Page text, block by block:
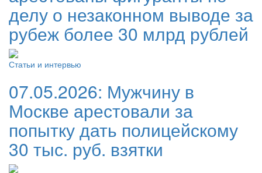
делу о незаконном выводе за
рубеж более 30 млрд рублей
Статьи и интервью
07.05.2026: Мужчину в
Москве арестовали за
попытку дать полицейскому
30 тыс. руб. взятки